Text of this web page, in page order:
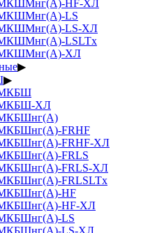
HF-ХЛ
LS
LS-ХЛ
LSLTx
ХЛ
▶
▶
ХЛ
FRHF
FRHF-ХЛ
FRLS
FRLS-ХЛ
FRLSLTx
HF
HF-ХЛ
LS
LS-ХЛ